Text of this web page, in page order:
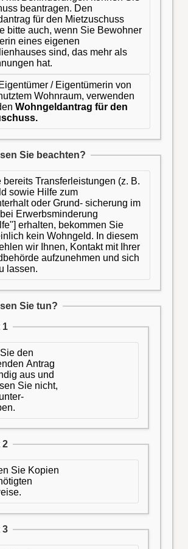
beantragen. Den
für den Mietzuschuss
bitte auch, wenn Sie Bewohner
eines eigenen
sind, das mehr als
hat.
/ Eigentümerin von
Wohnraum, verwenden
Wohngeldantrag für den
Sie beachten?
bereits Transferleistungen (z. B.
sowie Hilfe zum
oder Grund- sicherung im
Erwerbsminderung
erhalten, bekommen Sie
kein Wohngeld. In diesem
wir Ihnen, Kontakt mit Ihrer
aufzunehmen und sich
lassen.
Sie tun?
1
den
Antrag
aus und
Sie nicht,
2
Sie Kopien
3